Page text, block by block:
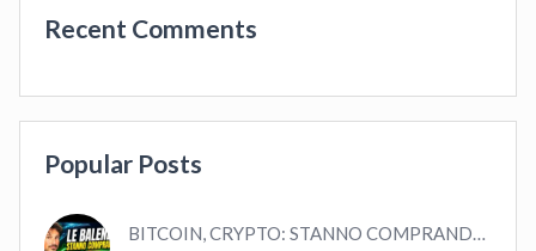
Recent Comments
Popular Posts
BITCOIN, CRYPTO: STANNO COMPRANDO TUTTI (GUARDA QUESTI DATI), EPPURE…